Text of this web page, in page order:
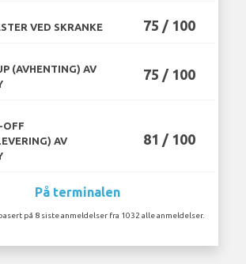
VED SKRANKE 75 / 100
(AVHENTING) AV
75 / 100
OFF
AV
81 / 100
På terminalen
på 8 siste anmeldelser fra 1032 alle anmeldelser.